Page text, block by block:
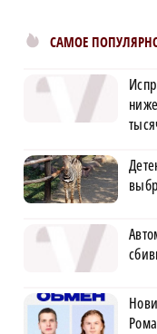
САМОЕ